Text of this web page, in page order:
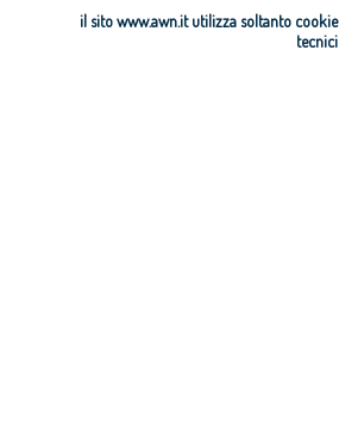
il sito www.awn.it utilizza soltanto cookie
tecnici